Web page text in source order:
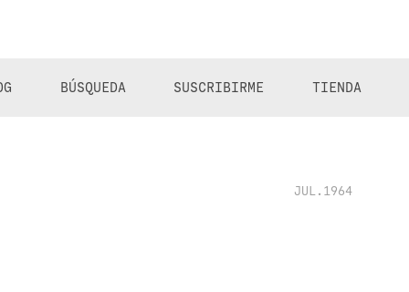
BÚSQUEDA SUSCRIBIRME TIENDA
JUL.1964